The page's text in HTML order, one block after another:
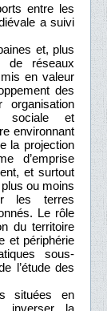
entre les
a suivi
et, plus
de réseaux
en valeur
des
sociale et
environnant
la projection
d’emprise
et surtout
ou moins
les terres
Le rôle
du territoire
et périphérie
sous-
l’étude des
situées en
inverser la